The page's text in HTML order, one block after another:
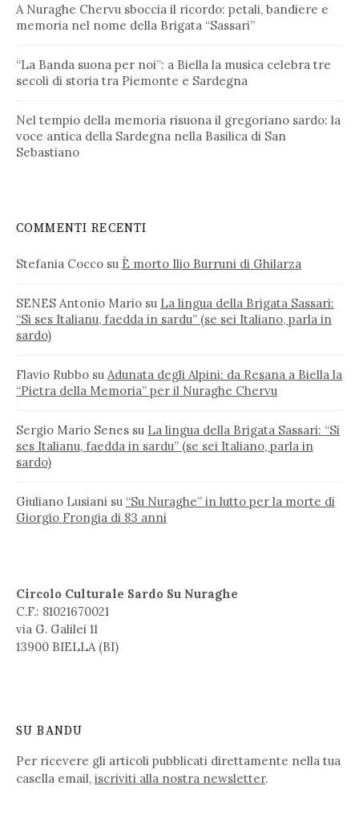
A Nuraghe Chervu sboccia il ricordo: petali, bandiere e
memoria nel nome della Brigata “Sassari”
“La Banda suona per noi”: a Biella la musica celebra tre
secoli di storia tra Piemonte e Sardegna
Nel tempio della memoria risuona il gregoriano sardo: la
voce antica della Sardegna nella Basilica di San
Sebastiano
COMMENTI RECENTI
Stefania Cocco su È morto Ilio Burruni di Ghilarza
SENES Antonio Mario su La lingua della Brigata Sassari:
“Si ses Italianu, faedda in sardu” (se sei Italiano, parla in
sardo)
Flavio Rubbo su Adunata degli Alpini: da Resana a Biella la
“Pietra della Memoria” per il Nuraghe Chervu
Sergio Mario Senes su La lingua della Brigata Sassari: “Si
ses Italianu, faedda in sardu” (se sei Italiano, parla in
sardo)
Giuliano Lusiani su “Su Nuraghe” in lutto per la morte di
Giorgio Frongia di 83 anni
Circolo Culturale Sardo Su Nuraghe
C.F.: 81021670021
via G. Galilei 11
13900 BIELLA (BI)
SU BANDU
Per ricevere gli articoli pubblicati direttamente nella tua
casella email, iscriviti alla nostra newsletter.